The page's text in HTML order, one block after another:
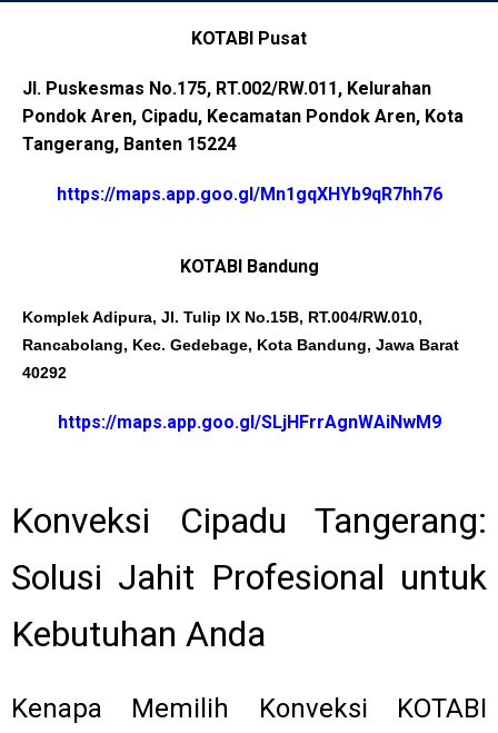
KOTABI Pusat
Jl. Puskesmas No.175, RT.002/RW.011, Kelurahan
Pondok Aren, Cipadu, Kecamatan Pondok Aren, Kota
Tangerang, Banten 15224
https://maps.app.goo.gl/Mn1gqXHYb9qR7hh76
KOTABI Bandung
Komplek Adipura, Jl. Tulip IX No.15B, RT.004/RW.010,
Rancabolang, Kec. Gedebage, Kota Bandung, Jawa Barat
40292
https://maps.app.goo.gl/SLjHFrrAgnWAiNwM9
Konveksi Cipadu Tangerang:
Solusi Jahit Profesional untuk
Kebutuhan Anda
Kenapa Memilih Konveksi KOTABI